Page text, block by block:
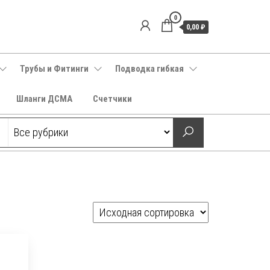
0
0,00 ₽
Трубы и Фитинги Подводка гибкая
Шланги ДСМА Счетчики